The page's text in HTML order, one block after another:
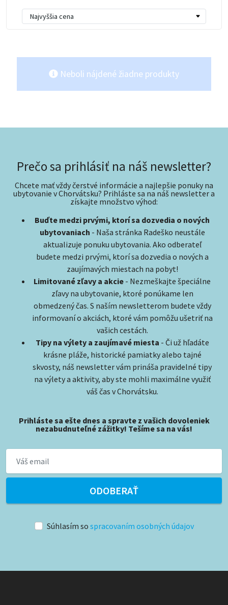
Neboli nájdené žiadne produkty
Prečo sa prihlásiť na náš newsletter?
Chcete mať vždy čerstvé informácie a najlepšie ponuky na
ubytovanie v Chorvátsku? Prihláste sa na náš newsletter a
získajte množstvo výhod:
Buďte medzi prvými, ktorí sa dozvedia o nových
ubytovaniach - Naša stránka Radeško neustále
aktualizuje ponuku ubytovania. Ako odberateľ
budete medzi prvými, ktorí sa dozvedia o nových a
zaujímavých miestach na pobyt!
Limitované zľavy a akcie - Nezmeškajte špeciálne
zľavy na ubytovanie, ktoré ponúkame len
obmedzený čas. S naším newsletterom budete vždy
informovaní o akciách, ktoré vám pomôžu ušetriť na
vašich cestách.
Tipy na výlety a zaujímavé miesta - Či už hľadáte
krásne pláže, historické pamiatky alebo tajné
skvosty, náš newsletter vám prináša pravidelné tipy
na výlety a aktivity, aby ste mohli maximálne využiť
váš čas v Chorvátsku.
Prihláste sa ešte dnes a spravte z vašich dovoleniek
nezabudnuteľné zážitky! Tešíme sa na vás!
ODOBERAŤ
Súhlasím so spracovaním osobných údajov